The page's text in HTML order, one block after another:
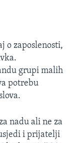
o zaposlenosti,
grupi malih
potrebu
nadu ali ne za
i prijatelji